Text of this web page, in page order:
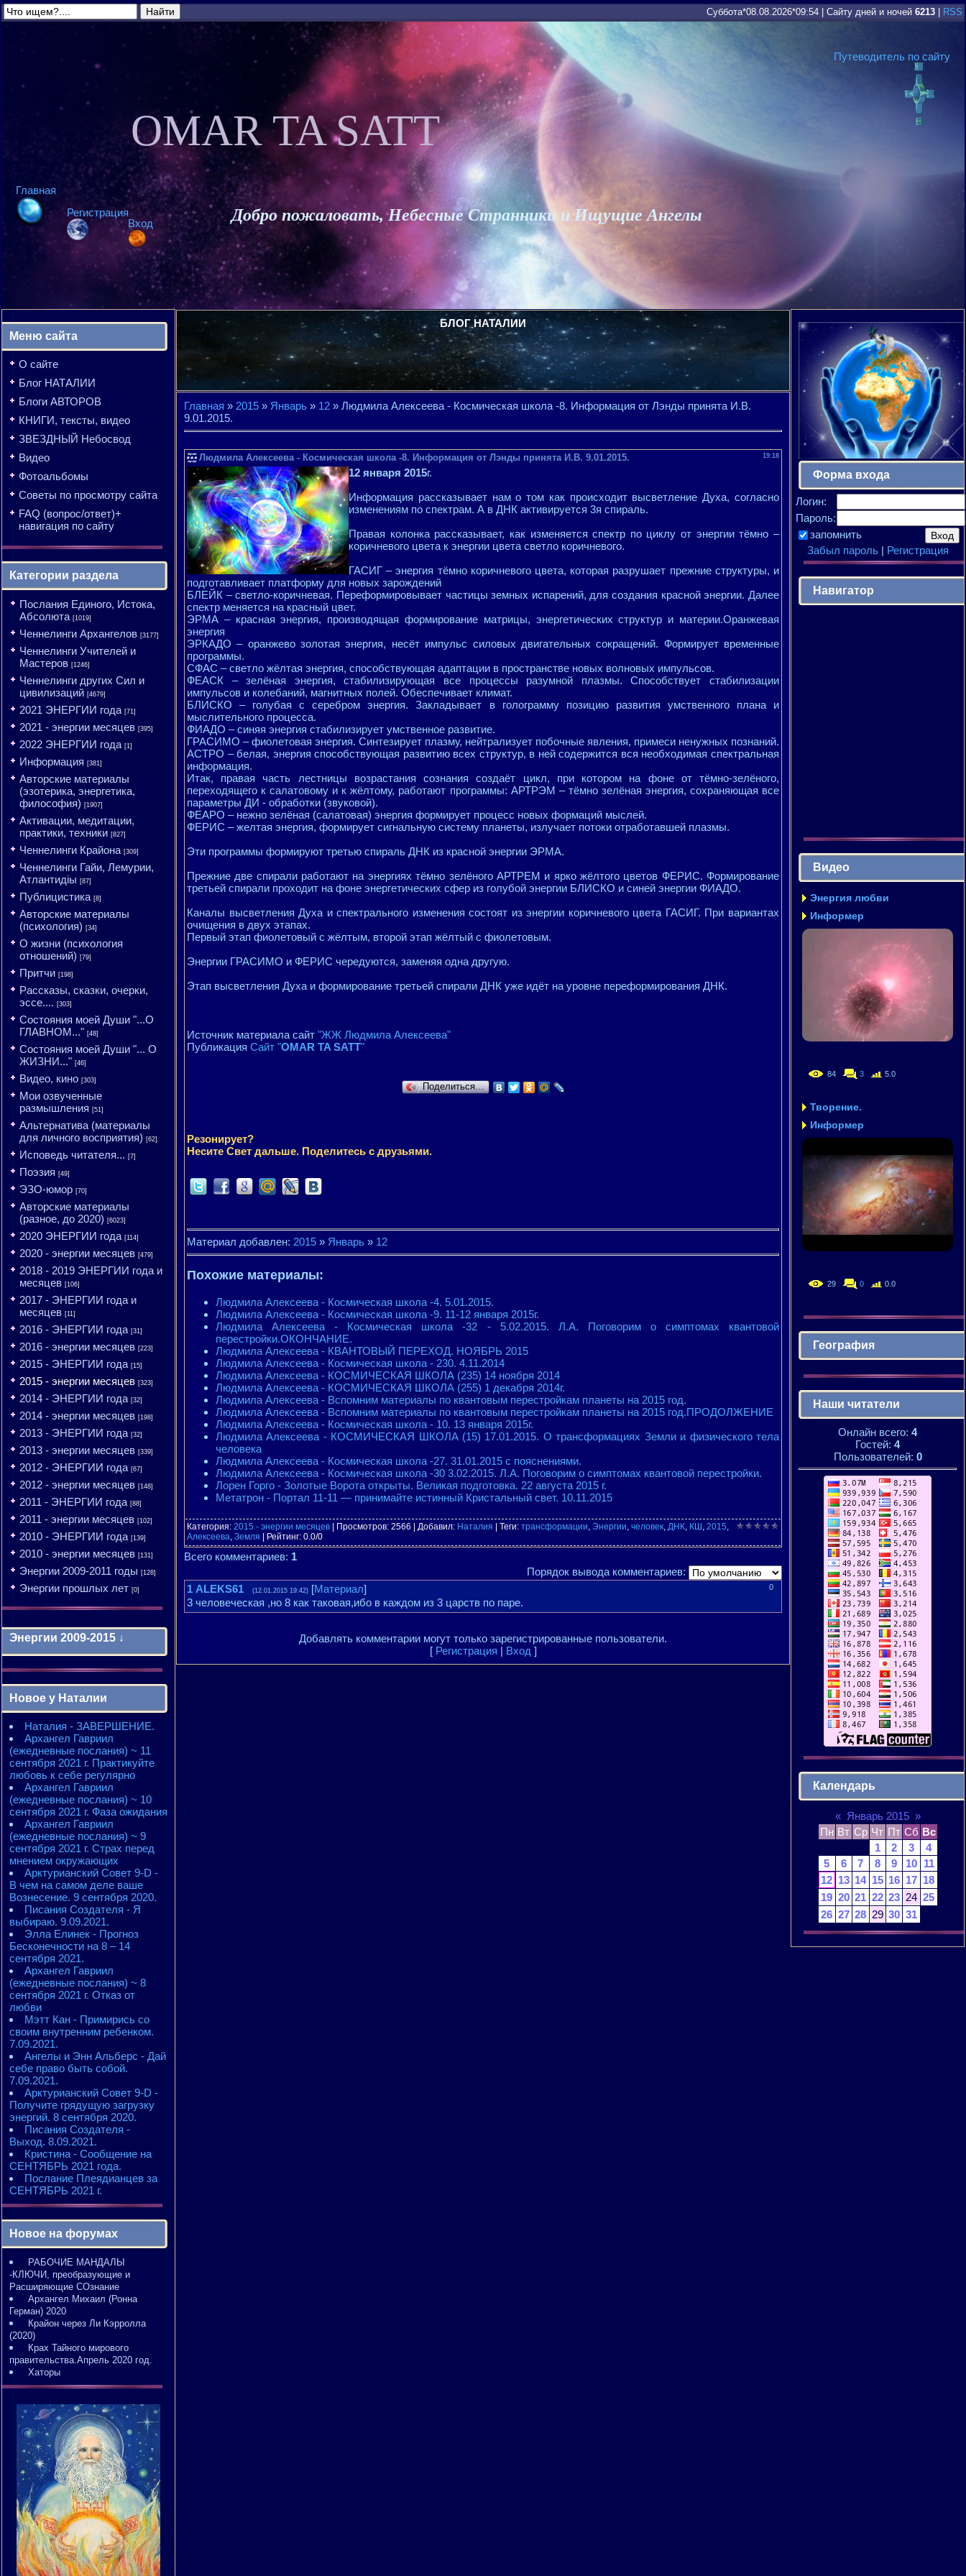
Суббота*08.08.2026*09:54 Сайту дней и ночей 6213 RSS
Путеводитель по сайту
Главная
Регистрация
Вход
OMAR TA SATT
Добро пожаловать, Небесные Странники и Ищущие Ангелы
Меню сайта
О сайте
Блог НАТАЛИИ
Блоги АВТОРОВ
КНИГИ, тексты, видео
ЗВЕЗДНЫЙ Небосвод
Видео
Фотоальбомы
Советы по просмотру сайта
FAQ (вопрос/ответ)+
навигация по сайту
Категории раздела
Послания Единого, Истока,
Абсолюта [1019]
Ченнелинги Архангелов [3177]
Ченнелинги Учителей и
Мастеров [1246]
Ченнелинги других Сил и
цивилизаций [4679]
2021 ЭНЕРГИИ года [71]
2021 - энергии месяцев [395]
2022 ЭНЕРГИИ года [1]
Информация [381]
Авторские материалы
(эзотерика, энергетика,
философия) [1907]
Активации, медитации,
практики, техники [827]
Ченнелинги Крайона [309]
Ченнелинги Гайи, Лемурии,
Атлантидіы [87]
Публицистика [8]
Авторские материалы
(психология) [34]
О жизни (психология
отношений) [79]
Притчи [198]
Рассказы, сказки, очерки,
эссе.... [303]
Состояния моей Души "...О
ГЛАВНОМ..." [48]
Состояния моей Души "... О
ЖИЗНИ..." [46]
Видео, кино [303]
Мои озвученные
размышления [51]
Альтернатива (материалы
для личного восприятия) [62]
Исповедь читателя... [7]
Поэзия [49]
ЭЗО-юмор [70]
Авторские материалы
(разное, до 2020) [6023]
2020 ЭНЕРГИИ года [114]
2020 - энергии месяцев [479]
2018 - 2019 ЭНЕРГИИ года и
месяцев [106]
2017 - ЭНЕРГИИ года и
месяцев [11]
2016 - ЭНЕРГИИ года [31]
2016 - энергии месяцев [223]
2015 - ЭНЕРГИИ года [15]
2015 - энергии месяцев [323]
2014 - ЭНЕРГИИ года [32]
2014 - энергии месяцев [198]
2013 - ЭНЕРГИИ года [32]
2013 - энергии месяцев [339]
2012 - ЭНЕРГИИ года [67]
2012 - энергии месяцев [148]
2011 - ЭНЕРГИИ года [88]
2011 - энергии месяцев [102]
2010 - ЭНЕРГИИ года [139]
2010 - энергии месяцев [131]
Энергии 2009-2011 годы [128]
Энергии прошлых лет [0]
Энергии 2009-2015 ↓
2010 - энергии месяцев
2010 - ЭНЕРГИИ года
2011 - энергии месяцев
2011 - ЭНЕРГИИ года
2012 - энергии месяцев
2012 - ЭНЕРГИИ года
2013 - энергии месяцев
2013 - ЭНЕРГИИ года
2014 - энергии месяцев
2014 - ЭНЕРГИИ года
2015 - энергии месяцев
2015 - ЭНЕРГИИ года
Новое у Наталии
Наталия - ЗАВЕРШЕНИЕ.
Архангел Гавриил
(ежедневные послания) ~ 11
сентября 2021 г. Практикуйте
любовь к себе регулярно
Архангел Гавриил
(ежедневные послания) ~ 10
сентября 2021 г. Фаза ожидания
Архангел Гавриил
(ежедневные послания) ~ 9
сентября 2021 г. Страх перед
мнением окружающих
Арктурианский Совет 9-D -
В чем на самом деле ваше
Вознесение. 9 сентября 2020.
Писания Создателя - Я
выбираю. 9.09.2021.
Элла Елинек - Прогноз
Бесконечности на 8 – 14
сентября 2021.
Архангел Гавриил
(ежедневные послания) ~ 8
сентября 2021 г. Отказ от
любви
Мэтт Кан - Примирись со
своим внутренним ребенком.
7.09.2021.
Ангелы и Энн Альберс - Дай
себе право быть собой.
7.09.2021.
Арктурианский Совет 9-D -
Получите грядущую загрузку
энергий. 8 сентября 2020.
Писания Создателя -
Выход. 8.09.2021.
Кристина - Сообщение на
СЕНТЯБРЬ 2021 года.
Послание Плеядианцев за
СЕНТЯБРЬ 2021 г.
Новое на форумах
РАБОЧИЕ МАНДАЛЫ
-КЛЮЧИ, преобразующие и
Расширяющие СОзнание
Архангел Михаил (Ронна
Герман) 2020
Крайон через Ли Кэрролла
(2020)
Крах Тайного мирового
правительства.Апрель 2020 год.
Хаторы
БЛОГ НАТАЛИИ
Главная » 2015 » Январь » 12 » Людмила Алексеева - Космическая школа -8. Информация от Лэнды принята И.В.
9.01.2015.
19:18
Людмила Алексеева - Космическая школа -8. Информация от Лэнды принята И.В. 9.01.2015.
12 января 2015г.
Информация рассказывает нам о том как происходит высветление Духа, согласно
изменениям по спектрам. А в ДНК активируется 3я спираль.
Правая колонка рассказывает, как изменяется спектр по циклу от энергии тёмно –
коричневого цвета к энергии цвета светло коричневого.
ГАСИГ – энергия тёмно коричневого цвета, которая разрушает прежние структуры, и
подготавливает платформу для новых зарождений
БЛЕЙК – светло-коричневая. Переформировывает частицы земных испарений, для создания красной энергии. Далее
спектр меняется на красный цвет.
ЭРМА – красная энергия, производящая формирование матрицы, энергетических структур и материи.Оранжевая
энергия
ЭРКАДО – оранжево золотая энергия, несёт импульс силовых двигательных сокращений. Формирует временные
программы.
СФАС – светло жёлтая энергия, способствующая адаптации в пространстве новых волновых импульсов.
ФЕАСК – зелёная энергия, стабилизирующая все процессы разумной плазмы. Способствует стабилизации
импульсов и колебаний, магнитных полей. Обеспечивает климат.
БЛИСКО – голубая с серебром энергия. Закладывает в голограмму позицию развития умственного плана и
мыслительного процесса.
ФИАДО – синяя энергия стабилизирует умственное развитие.
ГРАСИМО – фиолетовая энергия. Синтезирует плазму, нейтрализует побочные явления, примеси ненужных познаний.
АСТРО – белая, энергия способствующая развитию всех структур, в ней содержится вся необходимая спектральная
информация.
Итак, правая часть лестницы возрастания сознания создаёт цикл, при котором на фоне от тёмно-зелёного,
переходящего к салатовому и к жёлтому, работают программы: АРТРЭМ – тёмно зелёная энергия, сохраняющая все
параметры ДИ - обработки (звуковой).
ФЕАРО – нежно зелёная (салатовая) энергия формирует процесс новых формаций мыслей.
ФЕРИС – желтая энергия, формирует сигнальную систему планеты, излучает потоки отработавшей плазмы.
Эти программы формируют третью спираль ДНК из красной энергии ЭРМА.
Прежние две спирали работают на энергиях тёмно зелёного АРТРЕМ и ярко жёлтого цветов ФЕРИС. Формирование
третьей спирали проходит на фоне энергетических сфер из голубой энергии БЛИСКО и синей энергии ФИАДО.
Каналы высветления Духа и спектрального изменения состоят из энергии коричневого цвета ГАСИГ. При вариантах
очищения в двух этапах.
Первый этап фиолетовый с жёлтым, второй этап жёлтый с фиолетовым.
Энергии ГРАСИМО и ФЕРИС чередуются, заменяя одна другую.
Этап высветления Духа и формирование третьей спирали ДНК уже идёт на уровне переформирования ДНК.
Источник материала сайт "ЖЖ Людмила Алексеева"
Публикация Сайт "OMAR TA SATT"
Поделиться…
Резонирует?
Несите Свет дальше. Поделитесь с друзьями.
Материал добавлен: 2015 » Январь » 12
Похожие материалы:
Людмила Алексеева - Космическая школа -4. 5.01.2015.
Людмила Алексеева - Космическая школа -9. 11-12 января 2015г.
Людмила Алексеева - Космическая школа -32 - 5.02.2015. Л.А. Поговорим о симптомах квантовой
перестройки.ОКОНЧАНИЕ.
Людмила Алексеева - КВАНТОВЫЙ ПЕРЕХОД. НОЯБРЬ 2015
Людмила Алексеева - Космическая школа - 230. 4.11.2014
Людмила Алексеева - КОСМИЧЕСКАЯ ШКОЛА (235) 14 ноября 2014
Людмила Алексеева - КОСМИЧЕСКАЯ ШКОЛА (255) 1 декабря 2014г.
Людмила Алексеева - Вспомним материалы по квантовым перестройкам планеты на 2015 год.
Людмила Алексеева - Вспомним материалы по квантовым перестройкам планеты на 2015 год.ПРОДОЛЖЕНИЕ
Людмила Алексеева - Космическая школа - 10. 13 января 2015г.
Людмила Алексеева - КОСМИЧЕСКАЯ ШКОЛА (15) 17.01.2015. О трансформациях Земли и физического тела
человека
Людмила Алексеева - Космическая школа -27. 31.01.2015 с пояснениями.
Людмила Алексеева - Космическая школа -30 3.02.2015. Л.А. Поговорим о симптомах квантовой перестройки.
Лорен Горго - Золотые Ворота открыты. Великая подготовка. 22 августа 2015 г.
Метатрон - Портал 11-11 — принимайте истинный Кристальный свет. 10.11.2015
Категория: 2015 - энергии месяцев Просмотров: 2566 | Добавил: Наталия Теги: трансформации, Энергии, человек, ДНК, КШ , 2015,
Алексеева, Земля Рейтинг: 0.0/0
Всего комментариев: 1
Порядок вывода комментариев:
0
1 ALEKS61 (12.01.2015 19:42) [Материал]
3 человеческая ,но 8 как таковая,ибо в каждом из 3 царств по паре.
Добавлять комментарии могут только зарегистрированные пользователи.
[ Регистрация | Вход ]
Форма входа
Логин:
Пароль:
запомнить
Забыл пароль| Регистрация
Навигатор
Видео
Энергия любви
Информер
84 3 5.0
Творение.
Информер
29 0 0.0
География
Наши читатели
Онлайн всего: 4
Гостей: 4
Пользователей: 0
Календарь
« Январь 2015 »
Пн Вт Ср Чт Пт Сб Вс
1
2 3
4
5
6 7 8 9 10
11
12 13 14 15 16 17 18
19 20 21 22 23 24 25
26 27 28 29 30 31